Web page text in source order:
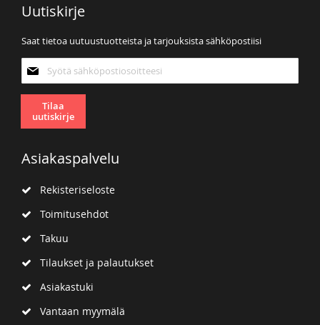
Uutiskirje
Saat tietoa uutuustuotteista ja tarjouksista sähköpostiisi
uutiskirjeemme:
Tilaa
uutiskirje
Asiakaspalvelu
Rekisteriseloste
Toimitusehdot
Takuu
Tilaukset ja palautukset
Asiakastuki
Vantaan myymälä